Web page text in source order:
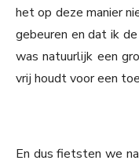
het op deze manier
gebeuren en dat ik
was natuurlijk een
vrij houdt voor een
En dus fietsten we